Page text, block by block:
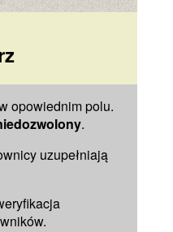
opowiednim polu.
.
uzupełniają